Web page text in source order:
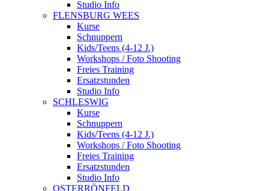
Studio Info
FLENSBURG WEES
Kurse
Schnuppern
Kids/Teens (4-12 J.)
Workshops / Foto Shooting
Freies Training
Ersatzstunden
Studio Info
SCHLESWIG
Kurse
Schnuppern
Kids/Teens (4-12 J.)
Workshops / Foto Shooting
Freies Training
Ersatzstunden
Studio Info
OSTERRÖNFELD